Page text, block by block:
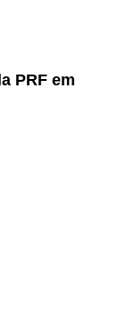
PRF em